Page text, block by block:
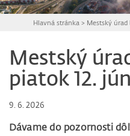
Hlavná stránka > Mestský
Mestský
piatok 12.
9. 6. 2026
Dávame do pozornosti